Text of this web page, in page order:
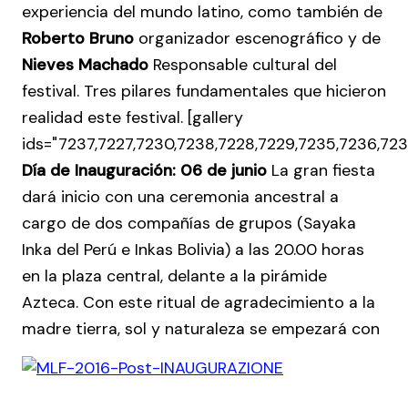
experiencia del mundo latino, como también de
Roberto Bruno organizador escenográfico y de
Nieves Machado Responsable cultural del
festival. Tres pilares fundamentales que hicieron
realidad este festival. [gallery
Día de Inauguración: 06 de junio La gran fiesta
dará inicio con una ceremonia ancestral a
cargo de dos compañías de grupos (Sayaka
Inka del Perú e Inkas Bolivia) a las 20.00 horas
en la plaza central, delante a la pirámide
Azteca. Con este ritual de agradecimiento a la
madre tierra, sol y naturaleza se empezará con